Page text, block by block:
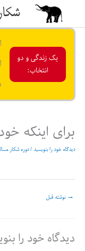
محتوا
یک زندگی و دو
انتخاب:
برای اینکه
دیدگاه‌ خود را بنویسید /دوره شکار
→ نوشته قبل
دیدگاه‌ خود را